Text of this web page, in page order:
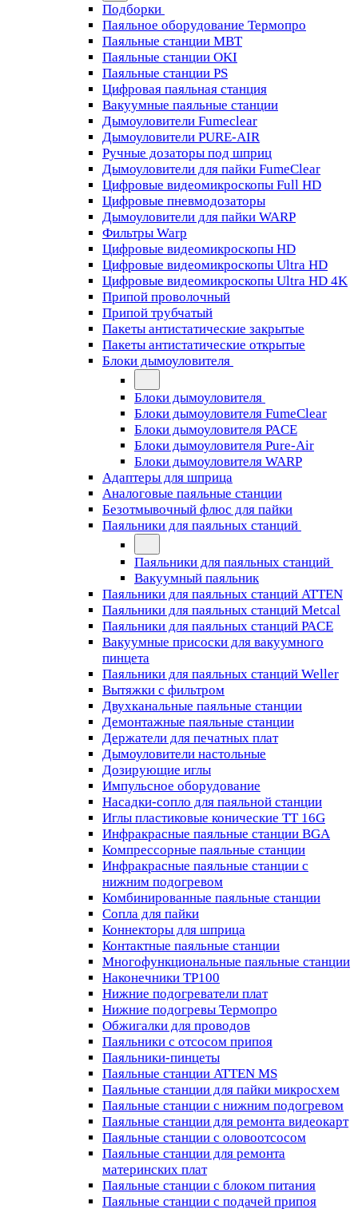
Подборки
Паяльное оборудование Термопро
Паяльные станции MBT
Паяльные станции OKI
Паяльные станции PS
Цифровая паяльная станция
Вакуумные паяльные станции
Дымоуловители Fumeclear
Дымоуловители PURE-AIR
Ручные дозаторы под шприц
Дымоуловители для пайки FumeClear
Цифровые видеомикроскопы Full HD
Цифровые пневмодозаторы
Дымоуловители для пайки WARP
Фильтры Warp
Цифровые видеомикроскопы HD
Цифровые видеомикроскопы Ultra HD
Цифровые видеомикроскопы Ultra HD 4K
Припой проволочный
Припой трубчатый
Пакеты антистатические закрытые
Пакеты антистатические открытые
Блоки дымоуловителя
Блоки дымоуловителя
Блоки дымоуловителя FumeClear
Блоки дымоуловителя PACE
Блоки дымоуловителя Pure-Air
Блоки дымоуловителя WARP
Адаптеры для шприца
Аналоговые паяльные станции
Безотмывочный флюс для пайки
Паяльники для паяльных станций
Паяльники для паяльных станций
Вакуумный паяльник
Паяльники для паяльных станций ATTEN
Паяльники для паяльных станций Metcal
Паяльники для паяльных станций PACE
Вакуумные присоски для вакуумного
пинцета
Паяльники для паяльных станций Weller
Вытяжки с фильтром
Двухканальные паяльные станции
Демонтажные паяльные станции
Держатели для печатных плат
Дымоуловители настольные
Дозирующие иглы
Импульсное оборудование
Насадки-сопло для паяльной станции
Иглы пластиковые конические TT 16G
Инфракрасные паяльные станции BGA
Компрессорные паяльные станции
Инфракрасные паяльные станции с
нижним подогревом
Комбинированные паяльные станции
Сопла для пайки
Коннекторы для шприца
Контактные паяльные станции
Многофункциональные паяльные станции
Наконечники TP100
Нижние подогреватели плат
Нижние подогревы Термопро
Обжигалки для проводов
Паяльники с отсосом припоя
Паяльники-пинцеты
Паяльные станции ATTEN MS
Паяльные станции для пайки микросхем
Паяльные станции с нижним подогревом
Паяльные станции для ремонта видеокарт
Паяльные станции с оловоотсосом
Паяльные станции для ремонта
материнских плат
Паяльные станции с блоком питания
Паяльные станции с подачей припоя